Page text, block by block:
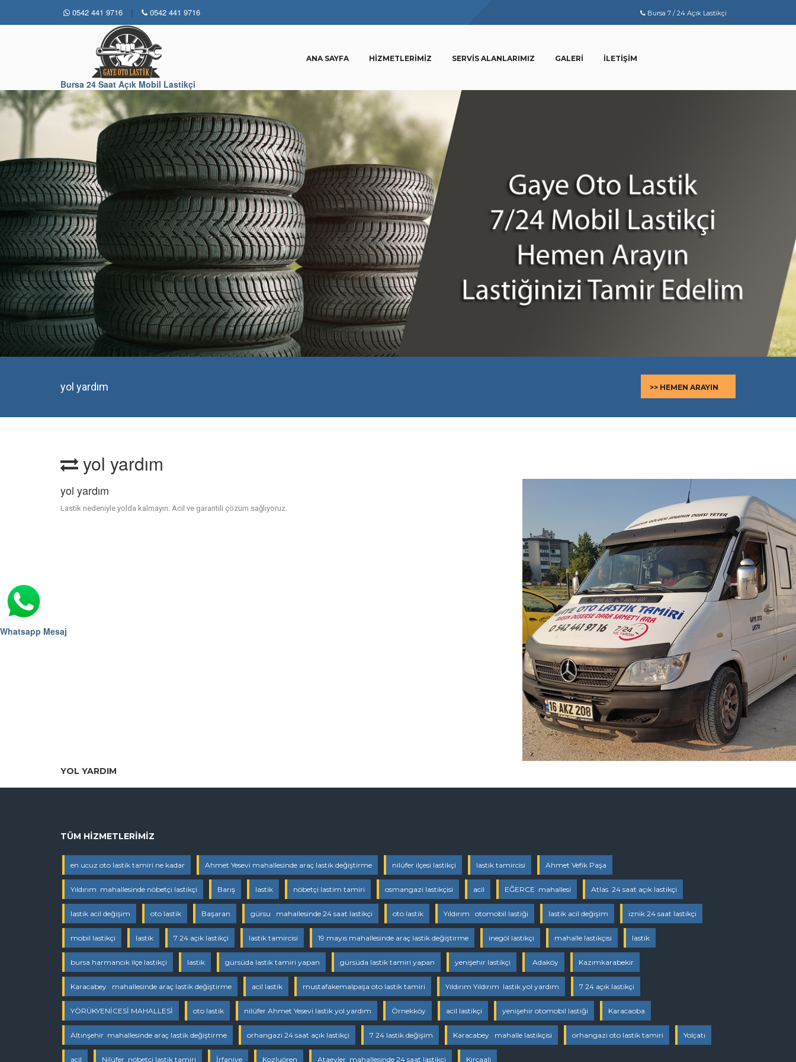
0542 441 9716 | 0542 441 9716 Bursa 7 / 24 Açık Lastikçi
Bursa 24 Saat Açık Mobil Lastikçi
ANA SAYFA HIZMETLERIMIZ SERVIS ALANLARIMIZ GALERI İLETIŞIM
Whatsapp Mesaj
yol yardım >> HEMEN ARAYIN
yol yardım
yol yardım
Lastik nedeniyle yolda kalmayın. Acil ve garantili çözüm sağlıyoruz.
YOL YARDIM
TÜM HIZMETLERIMIZ
en ucuz oto lastik tamiri ne kadar Ahmet Yesevi mahallesinde araç lastik değiştirme nilüfer ilçesi lastikçi lastik tamircisi Ahmet Vefik Paşa
Yıldırım mahallesinde nöbetçi lastikçi Barış lastik nöbetçi lastim tamiri osmangazi lastikçisi acil EĞERCE mahallesi Atlas 24 saat açık lastikçi
lastik acil değişim oto lastik Başaran gürsu mahallesinde 24 saat lastikçi oto lastik Yıldırım otomobil lastiği lastik acil değişim iznik 24 saat lastikçi
mobil lastikçi lastik 7 24 açık lastikçi lastik tamircisi 19 mayıs mahallesinde araç lastik değiştirme inegöl lastikçi mahalle lastikçisi lastik
bursa harmancık ilçe lastikçi lastik gürsüda lastik tamiri yapan gürsüda lastik tamiri yapan yenişehir lastikçi Adaköy Kazımkarabekir
Karacabey mahallesinde araç lastik değiştirme acil lastik mustafakemalpaşa oto lastik tamiri Yıldırım Yıldırım lastik yol yardım 7 24 açık lastikçi
YÖRÜKYENİCESİ MAHALLESİ oto lastik nilüfer Ahmet Yesevi lastik yol yardım Örnekköy acil lastikçi yenişehir otomobil lastiği Karacaoba
Altınşehir mahallesinde araç lastik değiştirme orhangazi 24 saat açık lastikçi 7 24 lastik değişim Karacabey mahalle lastikçisi orhangazi oto lastik tamiri Yolçatı
acil Nilüfer nöbetçi lastik tamiri İrfaniye Kozluören Ataevler mahallesinde 24 saat lastikçi Kırcaali